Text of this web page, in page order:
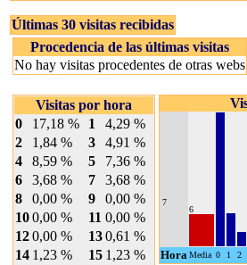
Últimas 30 visitas recibidas
Procedencia de las últimas visitas
No hay visitas procedentes de otras webs
Visitas por hora
0
17,18 % 1
4,29 %
2
1,84 % 3
4,91 %
4
8,59 % 5
7,36 %
6
3,68 % 7
3,68 %
8
0,00 % 9
0,00 %
100,00 % 11 0,00 %
120,00 % 130,61 %
14 1,23 % 15 1,23 %
7
6
HoraMedia 0 1 2